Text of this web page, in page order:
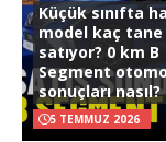
Küçük sınıfta
model kaç tane
satıyor? 0 km B
Segment
sonuçları nasıl?
5 TEMMUZ 2026